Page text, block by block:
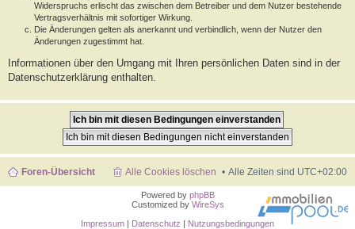
Widerspruchs erlischt das zwischen dem Betreiber und dem Nutzer bestehende
Vertragsverhältnis mit sofortiger Wirkung.
Die Änderungen gelten als anerkannt und verbindlich, wenn der Nutzer den
Änderungen zugestimmt hat.
Informationen über den Umgang mit Ihren persönlichen Daten sind in der
Datenschutzerklärung enthalten.
Foren-Übersicht Alle Zeiten sind UTC+02:00
Alle Cookies löschen
Powered by phpBB
Customized by WireSys
Impressum
Datenschutz Nutzungsbedingungen